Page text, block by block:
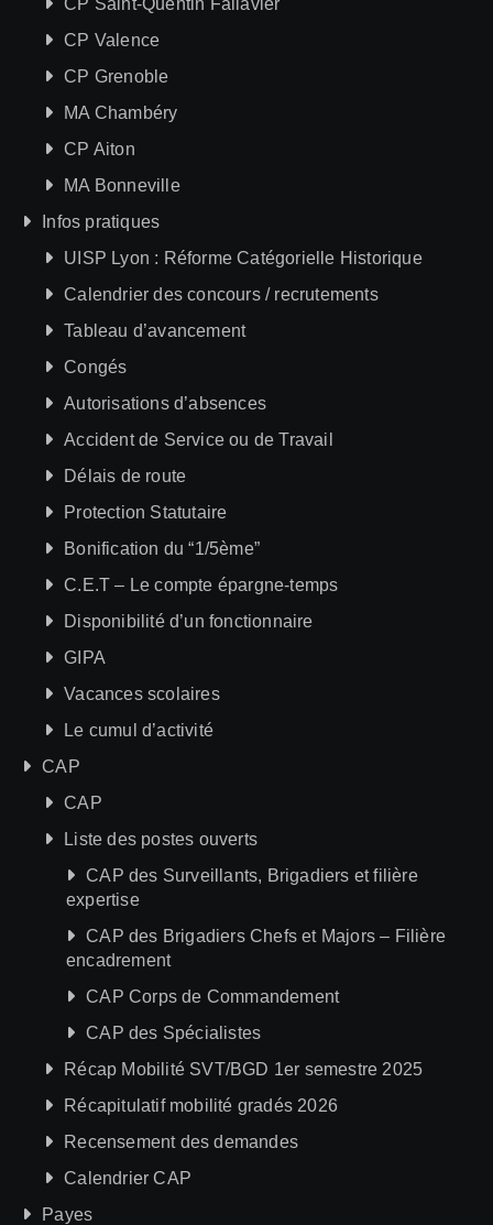
CP Valence
CP Grenoble
MA Chambéry
CP Aiton
MA Bonneville
Infos pratiques
UISP Lyon : Réforme Catégorielle Historique
Calendrier des concours / recrutements
Tableau d’avancement
Congés
Autorisations d’absences
Accident de Service ou de Travail
Délais de route
Protection Statutaire
Bonification du “1/5ème”
C.E.T – Le compte épargne-temps
Disponibilité d’un fonctionnaire
GIPA
Vacances scolaires
Le cumul d’activité
CAP
CAP
Liste des postes ouverts
CAP des Surveillants, Brigadiers et filière
expertise
CAP des Brigadiers Chefs et Majors – Filière
encadrement
CAP Corps de Commandement
CAP des Spécialistes
Récap Mobilité SVT/BGD 1er semestre 2025
Récapitulatif mobilité gradés 2026
Recensement des demandes
Calendrier CAP
Payes